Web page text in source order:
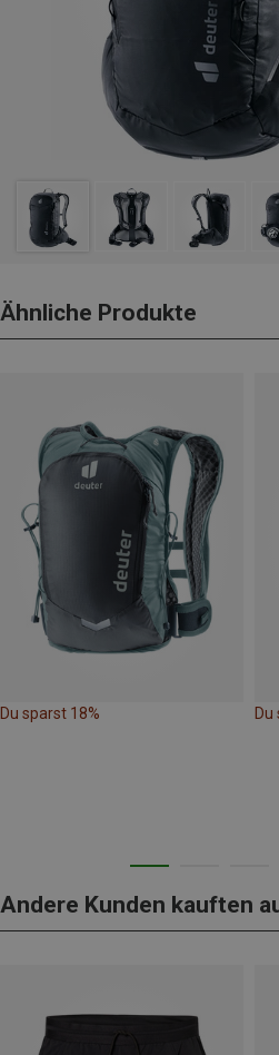
Ähnliche Produkte
Du sparst 18% Du
Andere Kunden kauften